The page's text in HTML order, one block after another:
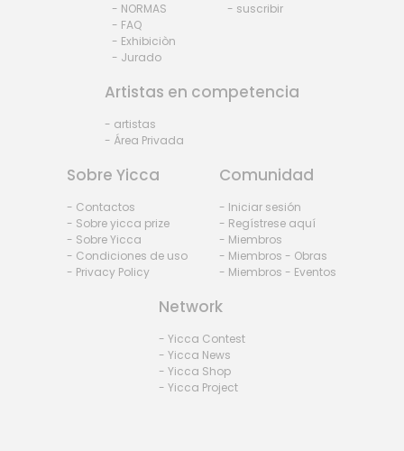
- NORMAS
- FAQ
- Exhibiciòn
- Jurado
- suscribir
Artistas en competencia
- artistas
- Área Privada
Sobre Yicca
- Contactos
- Sobre yicca prize
- Sobre Yicca
- Condiciones de uso
- Privacy Policy
Comunidad
- Iniciar sesión
- Regístrese aquí
- Miembros
- Miembros - Obras
- Miembros - Eventos
Network
- Yicca Contest
- Yicca News
- Yicca Shop
- Yicca Project